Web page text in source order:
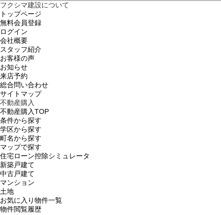
フクシマ建設について
トップページ
無料会員登録
ログイン
会社概要
スタッフ紹介
お客様の声
お知らせ
来店予約
総合問い合わせ
サイトマップ
不動産購入
不動産購入TOP
条件から探す
学区から探す
町名から探す
マップで探す
住宅ローン控除シミュレータ
新築戸建て
中古戸建て
マンション
土地
お気に入り物件一覧
物件閲覧履歴